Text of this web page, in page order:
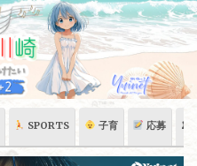
SPORTS 子育 応募 🏛